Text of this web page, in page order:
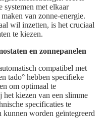
systemen met elkaar
van zonne-energie.
wil inzetten, is het cruciaal
te kiezen.
en zonnepanelen
compatibel met
tado° hebben specifieke
om optimaal te
kiezen van een slimme
specificaties te
kunnen worden geïntegreerd